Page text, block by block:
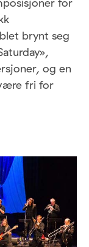
brynt seg
og en
fri for